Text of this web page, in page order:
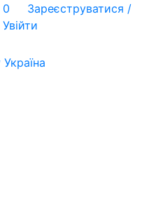
0
Зареєструватися /
Увійти